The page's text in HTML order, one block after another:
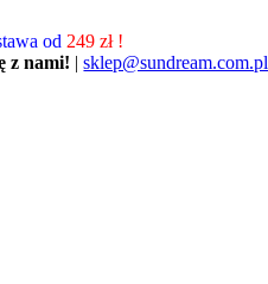
od 249 zł !
z nami! |sklep@sundream.com.pl